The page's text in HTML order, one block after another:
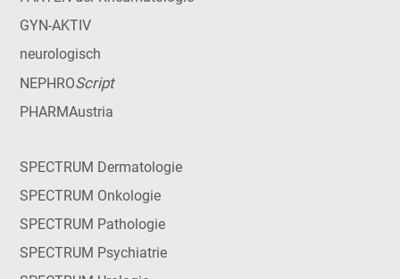
GYN-AKTIV
neurologisch
NEPHROScript
PHARMAustria
SPECTRUM Dermatologie
SPECTRUM Onkologie
SPECTRUM Pathologie
SPECTRUM Psychiatrie